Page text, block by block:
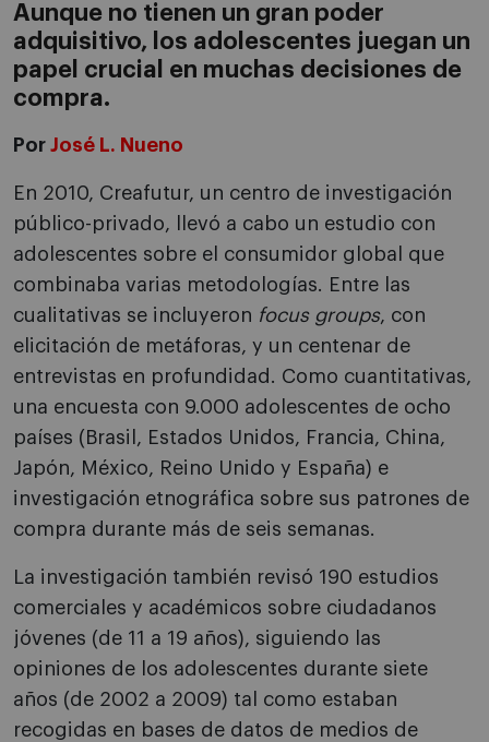
Aunque no tienen un gran poder
adquisitivo, los adolescentes juegan un
papel crucial en muchas decisiones de
compra.
Por José L. Nueno
En 2010, Creafutur, un centro de investigación
público-privado, llevó a cabo un estudio con
adolescentes sobre el consumidor global que
combinaba varias metodologías. Entre las
cualitativas se incluyeron focus groups, con
elicitación de metáforas, y un centenar de
entrevistas en profundidad. Como cuantitativas,
una encuesta con 9.000 adolescentes de ocho
países (Brasil, Estados Unidos, Francia, China,
Japón, México, Reino Unido y España) e
investigación etnográfica sobre sus patrones de
compra durante más de seis semanas.
La investigación también revisó 190 estudios
comerciales y académicos sobre ciudadanos
jóvenes (de 11 a 19 años), siguiendo las
opiniones de los adolescentes durante siete
años (de 2002 a 2009) tal como estaban
recogidas en bases de datos de medios de